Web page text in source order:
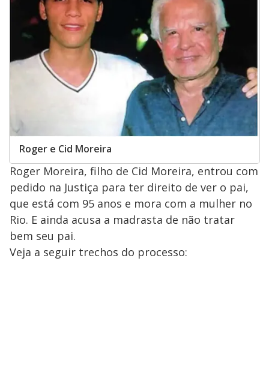
Roger e Cid Moreira
Roger Moreira, filho de Cid Moreira, entrou com
pedido na Justiça para ter direito de ver o pai,
que está com 95 anos e mora com a mulher no
Rio. E ainda acusa a madrasta de não tratar
bem seu pai.
Veja a seguir trechos do processo: